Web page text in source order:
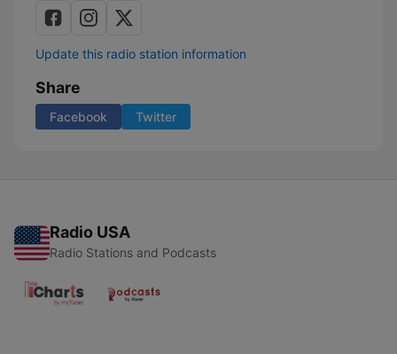
Update this radio station information
Share
Facebook Twitter
Radio USA
Radio Stations and Podcasts